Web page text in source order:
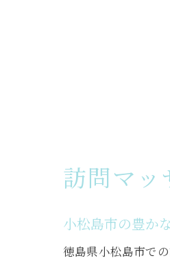
訪問マッ
小松島市の豊か
徳島県小松島市で